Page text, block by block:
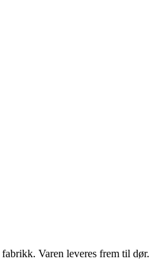
Varen leveres frem til dør.